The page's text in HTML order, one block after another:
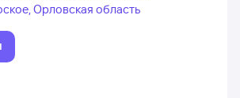
Орловская область